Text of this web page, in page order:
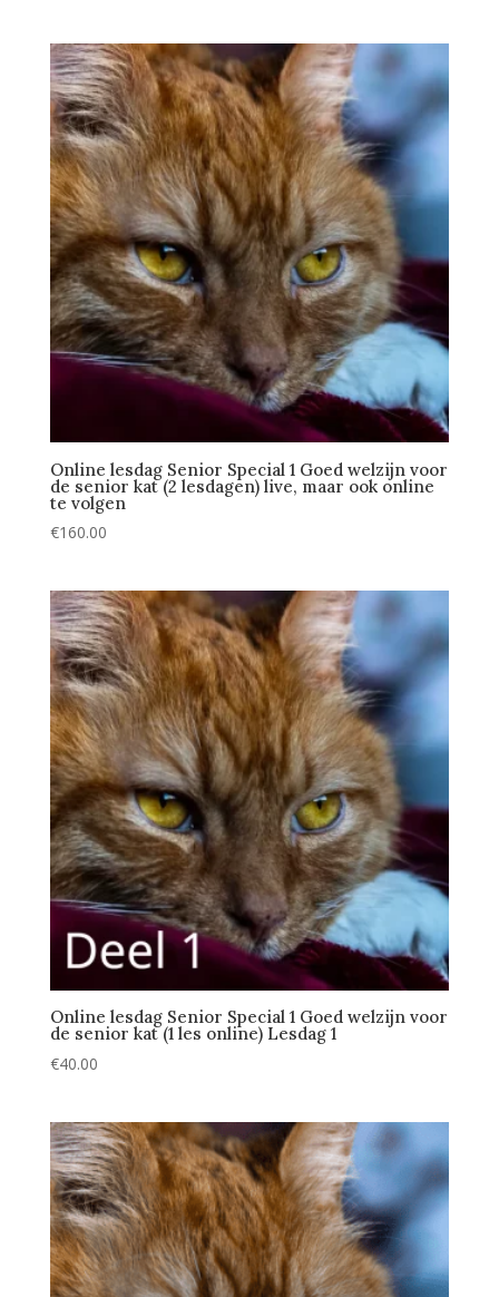
Online lesdag Senior Special 1 Goed welzijn voor
de senior kat (2 lesdagen) live, maar ook online
te volgen
€160.00
Online lesdag Senior Special 1 Goed welzijn voor
de senior kat (1 les online) Lesdag 1
€40.00